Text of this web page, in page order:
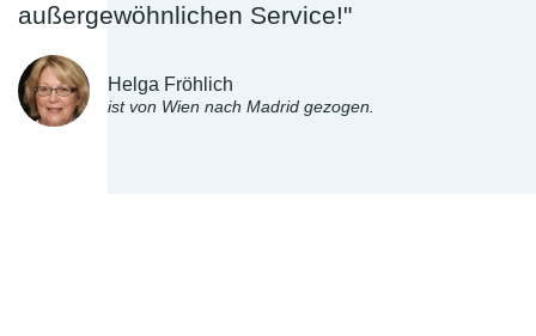
außergewöhnlichen Service!"
Helga Fröhlich
ist von Wien nach Madrid gezogen.